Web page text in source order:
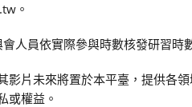
。
人員依實際參與時數核發研習時
影片未來將置於本平臺，提供各
或權益。